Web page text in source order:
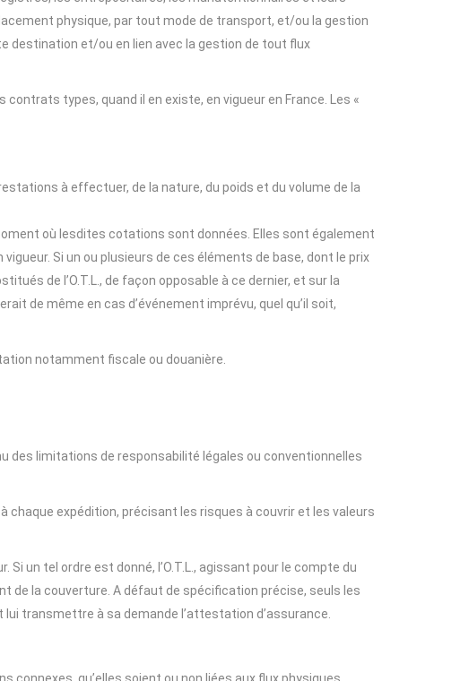
physique, par tout mode de transport, et/ou la gestion
destination et/ou en lien avec la gestion de tout flux
types, quand il en existe, en vigueur en France. Les «
à effectuer, de la nature, du poids et du volume de la
où lesdites cotations sont données. Elles sont également
Si un ou plusieurs de ces éléments de base, dont le prix
de l’O.T.L., de façon opposable à ce dernier, et sur la
de même en cas d’événement imprévu, quel qu’il soit,
notamment fiscale ou douanière.
des limitations de responsabilité légales ou conventionnelles
chaque expédition, précisant les risques à couvrir et les valeurs
un tel ordre est donné, l’O.T.L., agissant pour le compte du
de la couverture. A défaut de spécification précise, seuls les
lui transmettre à sa demande l’attestation d’assurance.